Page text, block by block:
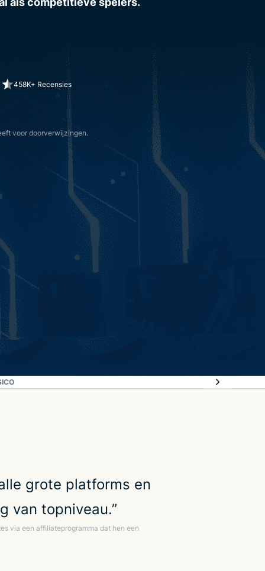
458K+ Recensies
voor doorverwijzingen.
grote platforms en
van topniveau.”
via een affiliateprogramma dat hen een